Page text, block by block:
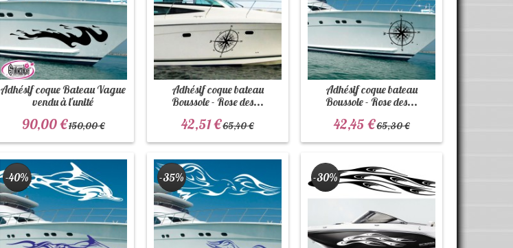
Adhésif coque Bateau Vague
vendu à l'unité
90,00 €150,00 €
Adhésif coque bateau
Boussole - Rose des...
42,51 €65,40 €
Adhésif coque bateau
Boussole - Rose des...
42,45 €65,30 €
-40% -35% -30%